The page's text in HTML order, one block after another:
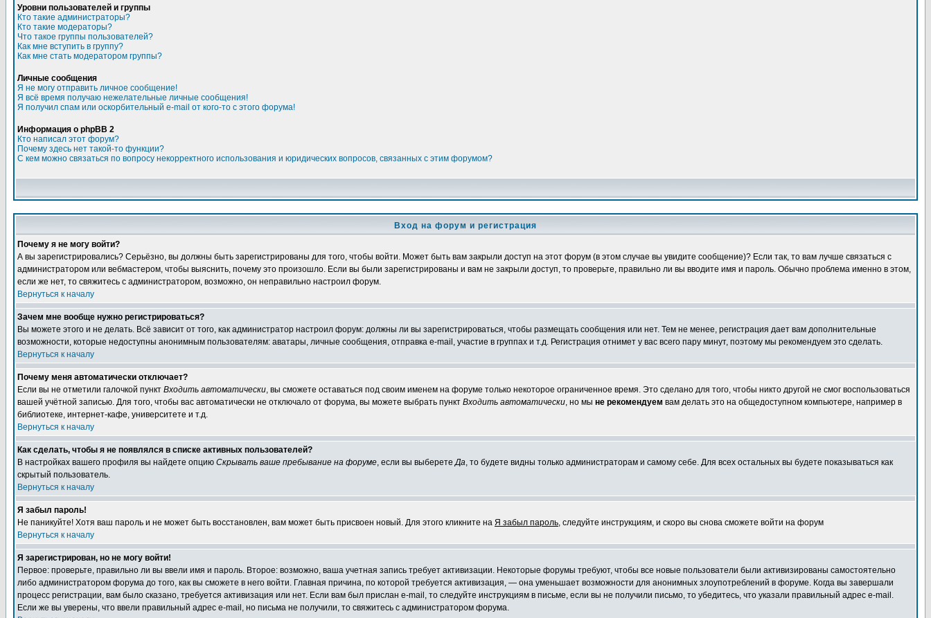
Уровни пользователей и группы
Кто такие администраторы?
Кто такие модераторы?
Что такое группы пользователей?
Как мне вступить в группу?
Как мне стать модератором группы?
Личные сообщения
Я не могу отправить личное сообщение!
Я всё время получаю нежелательные личные сообщения!
Я получил спам или оскорбительный e-mail от кого-то с этого форума!
Информация о phpBB 2
Кто написал этот форум?
Почему здесь нет такой-то функции?
С кем можно связаться по вопросу некорректного использования и юридических вопросов, связанных с этим форумом?
Вход на форум и регистрация
Почему я не могу войти?
А вы зарегистрировались? Серьёзно, вы должны быть зарегистрированы для того, чтобы войти. Может быть вам закрыли доступ на этот форум (в этом случае вы увидите сообщение)? Если так, то вам лучше связаться с
администратором или вебмастером, чтобы выяснить, почему это произошло. Если вы были зарегистрированы и вам не закрыли доступ, то проверьте, правильно ли вы вводите имя и пароль. Обычно проблема именно в этом,
если же нет, то свяжитесь с администратором, возможно, он неправильно настроил форум.
Вернуться к началу
Зачем мне вообще нужно регистрироваться?
Вы можете этого и не делать. Всё зависит от того, как администратор настроил форум: должны ли вы зарегистрироваться, чтобы размещать сообщения или нет. Тем не менее, регистрация дает вам дополнительные
возможности, которые недоступны анонимным пользователям: аватары, личные сообщения, отправка e-mail, участие в группах и т.д. Регистрация отнимет у вас всего пару минут, поэтому мы рекомендуем это сделать.
Вернуться к началу
Почему меня автоматически отключает?
Если вы не отметили галочкой пункт Входить автоматически, вы сможете оставаться под своим именем на форуме только некоторое ограниченное время. Это сделано для того, чтобы никто другой не смог воспользоваться
вашей учётной записью. Для того, чтобы вас автоматически не отключало от форума, вы можете выбрать пункт Входить автоматически, но мы не рекомендуем вам делать это на общедоступном компьютере, например в
библиотеке, интернет-кафе, университете и т.д.
Вернуться к началу
Как сделать, чтобы я не появлялся в списке активных пользователей?
В настройках вашего профиля вы найдете опцию Скрывать ваше пребывание на форуме, если вы выберетеДа, то будете видны только администраторам и самому себе. Для всех остальных вы будете показываться как
скрытый пользователь.
Вернуться к началу
Я забыл пароль!
Не паникуйте! Хотя ваш пароль и не может быть восстановлен, вам может быть присвоен новый. Для этого кликните на Я забыл пароль, следуйте инструкциям, и скоро вы снова сможете войти на форум
Вернуться к началу
Я зарегистрирован, но не могу войти!
Первое: проверьте, правильно ли вы ввели имя и пароль. Второе: возможно, ваша учетная запись требует активизации. Некоторые форумы требуют, чтобы все новые пользователи были активизированы самостоятельно
либо администратором форума до того, как вы сможете в него войти. Главная причина, по которой требуется активизация, — она уменьшает возможности для анонимных злоупотреблений в форуме. Когда вы завершали
процесс регистрации, вам было сказано, требуется активизация или нет. Если вам был прислан e-mail, то следуйте инструкциям в письме, если вы не получили письмо, то убедитесь, что указали правильный адрес e-mail.
Если же вы уверены, что ввели правильный адрес e-mail, но письма не получили, то свяжитесь с администратором форума.